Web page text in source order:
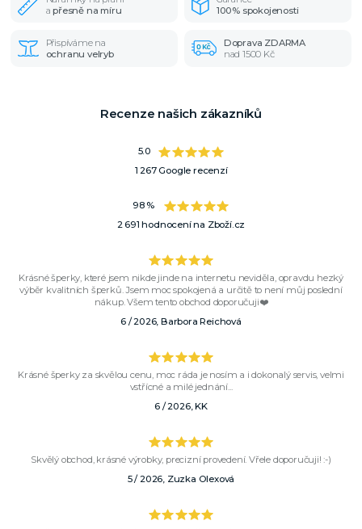
apřesně na míru
100% spokojenosti
Přispíváme na
ochranu velryb
Doprava ZDARMA
nad 1500 Kč
Recenze našich zákazníků
5.0
1 267 Google recenzí
98 %
2 691 hodnocení na Zboží.cz
Krásné šperky, které jsem nikde jinde na internetu neviděla, opravdu hezký
výběr kvalitních šperků. Jsem moc spokojená a určitě to není můj poslední
nákup. Všem tento obchod doporučuji❤️
6 / 2026, Barbora Reichová
Krásné šperky za skvělou cenu, moc ráda je nosím a i dokonalý servis, velmi
vstřícné a milé jednání...
6 / 2026, KK
Skvělý obchod, krásné výrobky, precizní provedení. Vřele doporučuji! :-)
5 / 2026, Zuzka Olexová